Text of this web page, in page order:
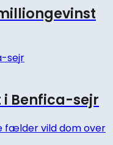
i Benfica-sejr